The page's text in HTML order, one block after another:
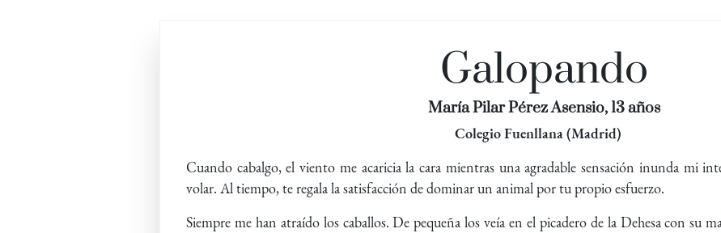
Galopando
María Pilar Pérez Asensio, 13 años
Colegio Fuenllana (Madrid)
Cuando cabalgo, el viento me acaricia la cara mientras una agradable sensación inunda mi
volar. Al tiempo, te regala la satisfacción de dominar un animal por tu propio esfuerzo.
Siempre me han atraído los caballos. De pequeña los veía en el picadero de la Dehesa con su